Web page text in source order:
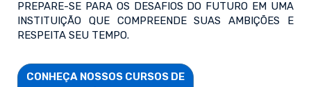
PREPARE-SE PARA OS DESAFIOS DO FUTURO EM UMA
INSTITUIÇÃO QUE COMPREENDE SUAS AMBIÇÕES E
RESPEITA SEU TEMPO.
CONHEÇA NOSSOS CURSOS DE